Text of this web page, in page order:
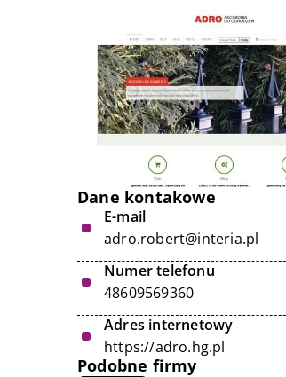
Dane kontakowe
E-mail
adro.robert@interia.pl
Numer telefonu
48609569360
Adres internetowy
https://adro.hg.pl
Podobne firmy